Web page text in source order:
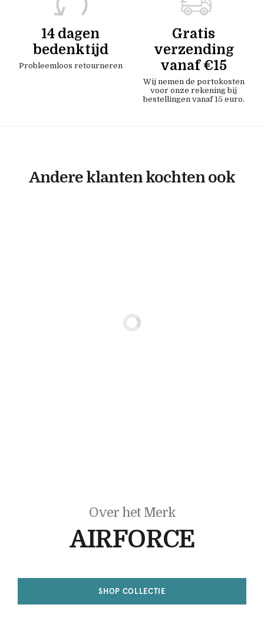
14 dagen
bedenktijd
Probleemloos retourneren
Gratis
verzending
vanaf €15
Wij nemen de portokosten
voor onze rekening bij
bestellingen vanaf 15 euro.
Andere klanten kochten ook
Over het Merk
AIRFORCE
SHOP COLLECTIE